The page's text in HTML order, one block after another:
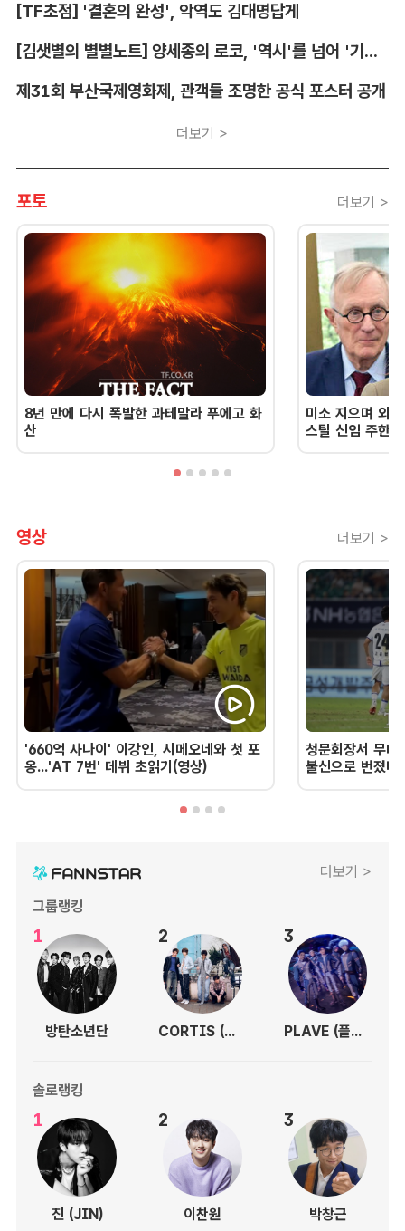
[TF초점] '결혼의 완성', 악역도 김대명답게
[김샛별의 별별노트] 양세종의 로코, '역시'를 넘어 '기대 이상'
제31회 부산국제영화제, 관객들 조명한 공식 포스터 공개
더보기 >
포토 더보기 >
8년 만에 다시 폭발한 과테말라 푸에고 화
산
미소 지으며 외
스틸 신임 주한
영상 더보기 >
'660억 사나이' 이강인, 시메오네와 첫 포
옹...'AT 7번' 데뷔 초읽기(영상)
청문회장서 무너
불신으로 번졌
더보기 >
그룹랭킹
1
방탄소년단
2
CORTIS (코르티스)
3
PLAVE (플레이브)
솔로랭킹
1
진 (JIN)
2
이찬원
3
박창근